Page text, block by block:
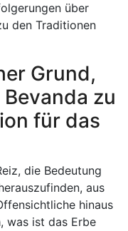
über
den Traditionen
Grund,
zu
für das
die Bedeutung
aus
hinaus
was ist das Erbe